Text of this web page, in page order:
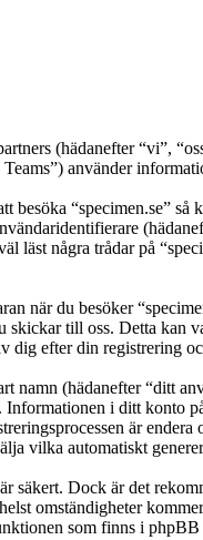
(hädanefter “vi”,
använder
besöka “specimen.se”
några trådar på
när du besöker
till oss. Detta kan
dig efter din registrering
(hädanefter “ditt
Informationen i ditt
är
vilka automatiskt
säkert. Dock är det
omständigheter
som finns i